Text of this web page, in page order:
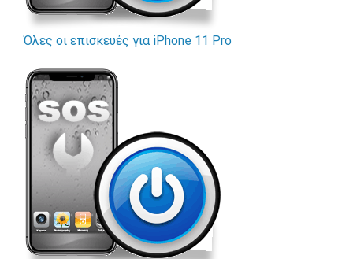
Όλες οι επισκευές για iPhone 11 Pro